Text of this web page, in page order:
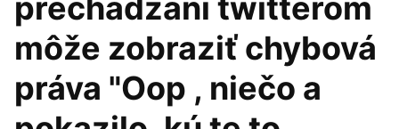
prechádzaní twitterom
môže zobraziť chybová
práva "Oop , niečo a